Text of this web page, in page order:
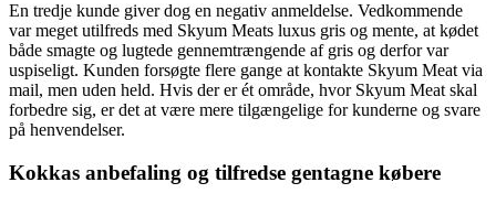
En tredje kunde giver dog en negativ anmeldelse. Vedkommende
var meget utilfreds med Skyum Meats luxus gris og mente, at kødet
både smagte og lugtede gennemtrængende af gris og derfor var
uspiseligt. Kunden forsøgte flere gange at kontakte Skyum Meat via
mail, men uden held. Hvis der er ét område, hvor Skyum Meat skal
forbedre sig, er det at være mere tilgængelige for kunderne og svare
på henvendelser.
Kokkas anbefaling og tilfredse gentagne købere